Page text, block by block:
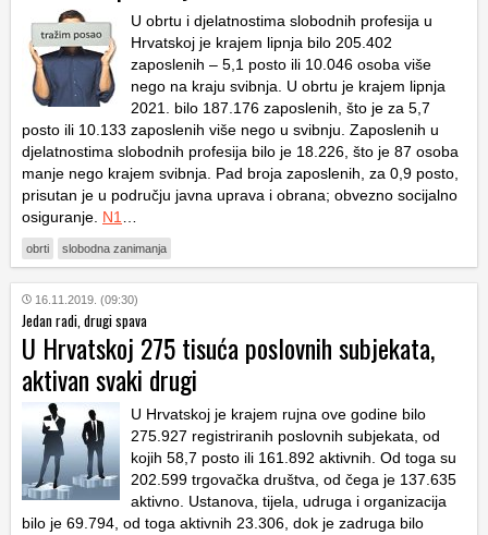
U obrtu i djelatnostima slobodnih profesija u
Hrvatskoj je krajem lipnja bilo 205.402
zaposlenih – 5,1 posto ili 10.046 osoba više
nego na kraju svibnja. U obrtu je krajem lipnja
2021. bilo 187.176 zaposlenih, što je za 5,7
posto ili 10.133 zaposlenih više nego u svibnju. Zaposlenih u
djelatnostima slobodnih profesija bilo je 18.226, što je 87 osoba
manje nego krajem svibnja. Pad broja zaposlenih, za 0,9 posto,
prisutan je u području javna uprava i obrana; obvezno socijalno
osiguranje. N1
obrti slobodna zanimanja
16.11.2019. (09:30)
Jedan radi, drugi spava
U Hrvatskoj 275 tisuća poslovnih subjekata,
aktivan svaki drugi
U Hrvatskoj je krajem rujna ove godine bilo
275.927 registriranih poslovnih subjekata, od
kojih 58,7 posto ili 161.892 aktivnih. Od toga su
202.599 trgovačka društva, od čega je 137.635
aktivno. Ustanova, tijela, udruga i organizacija
bilo je 69.794, od toga aktivnih 23.306, dok je zadruga bilo